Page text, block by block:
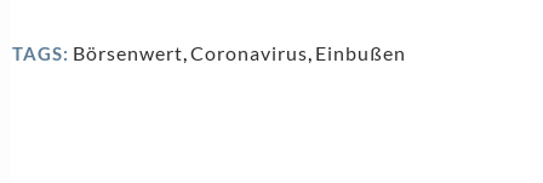
TAGS: Börsenwert,Coronavirus, Einbußen